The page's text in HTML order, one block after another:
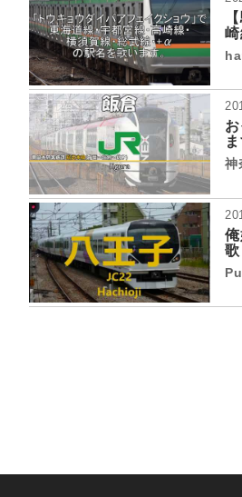
ま
神
歌